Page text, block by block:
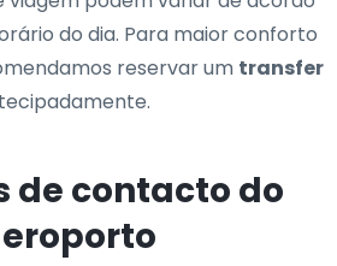
do dia. Para maior conforto
reservar um transfer
de contacto do